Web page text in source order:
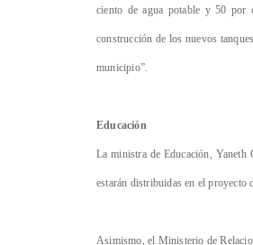
ciento de agua potable y 50 por
construcción de los nuevos
municipio”.
Educación
La ministra de Educación, Yaneth
estarán distribuidas en el proyecto
Asimismo, el Ministerio de